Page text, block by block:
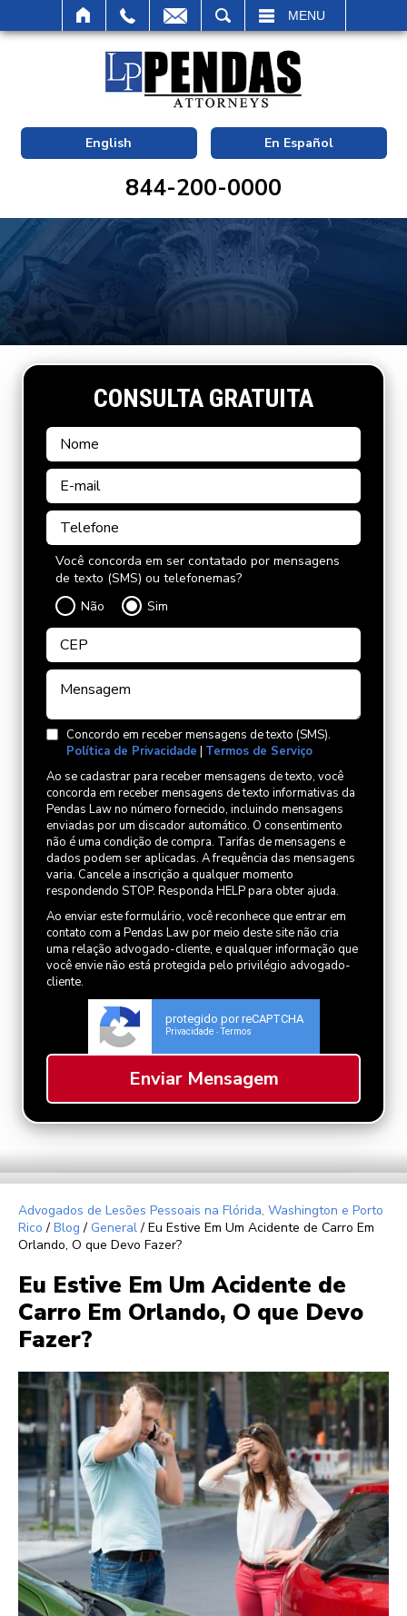
MENU
English En Español
844-200-0000
CONSULTA GRATUITA
Você concorda em ser contatado por mensagens
de texto (SMS) ou telefonemas?
Não
Sim
Concordo em receber mensagens de texto (SMS).
Política de Privacidade | Termos de Serviço
Ao se cadastrar para receber mensagens de texto, você
concorda em receber mensagens de texto informativas da
Pendas Law no número fornecido, incluindo mensagens
enviadas por um discador automático. O consentimento
não é uma condição de compra. Tarifas de mensagens e
dados podem ser aplicadas. A frequência das mensagens
varia. Cancele a inscrição a qualquer momento
respondendo STOP. Responda HELP para obter ajuda.
Ao enviar este formulário, você reconhece que entrar em
contato com a Pendas Law por meio deste site não cria
uma relação advogado-cliente, e qualquer informação que
você envie não está protegida pelo privilégio advogado-
cliente.
protegido por reCAPTCHA
Privacidade - Termos
Advogados de Lesões Pessoais na Flórida, Washington e Porto
Rico / Blog / General/ Eu Estive Em Um Acidente de Carro Em
Orlando, O que Devo Fazer?
Eu Estive Em Um Acidente de
Carro Em Orlando, O que Devo
Fazer?